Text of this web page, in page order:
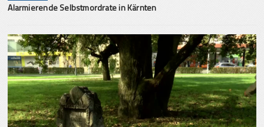
Alarmierende Selbstmordrate in Kärnten